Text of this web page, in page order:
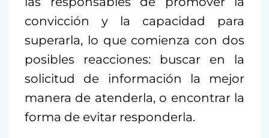
convicción y la capacidad para
superarla, lo que comienza con dos
posibles reacciones: buscar en la
solicitud de información la mejor
manera de atenderla, o encontrar la
forma de evitar responderla.